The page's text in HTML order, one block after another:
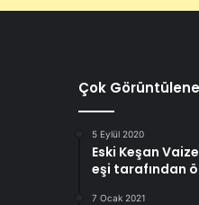
Çok
5 Eylül 2020
Eski Keşan
eşi tarafından
7 Ocak 2021